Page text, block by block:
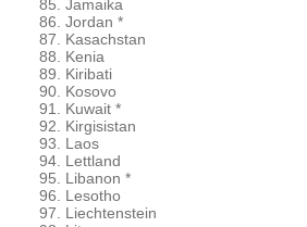
Jamaika
Jordan *
Kasachstan
Kenia
Kiribati
Kosovo
Kuwait *
Kirgisistan
Laos
Lettland
Libanon *
Lesotho
Liechtenstein